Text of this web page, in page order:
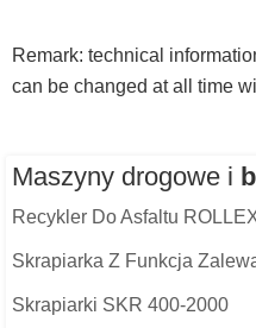
Remark: technical
can be changed at all time
Maszyny drogowe i
Recykler Do Asfaltu
Skrapiarka Z Funkcja
Skrapiarki SKR 400-2000